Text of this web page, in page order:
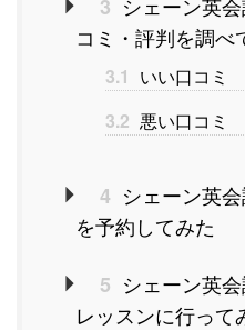
3
コミ・評判を調べ
3.1 いい口コミ
3.2 悪い口コミ
4 シェーン英
を予約してみた
5 シェーン英
レッスンに行って